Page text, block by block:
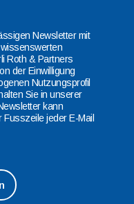
Newsletter mit
Roth & Partners
der Einwilligung
Nutzungsprofil
Sie in unserer
kann
jeder E-Mail